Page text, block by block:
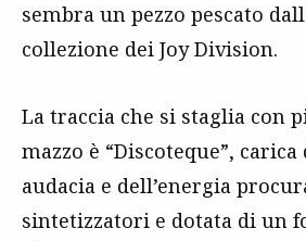
sembra un pezzo pescato
collezione dei Joy Division.
La traccia che si staglia con
mazzo è “Discoteque”,
audacia e dell’energia
sintetizzatori e dotata di un